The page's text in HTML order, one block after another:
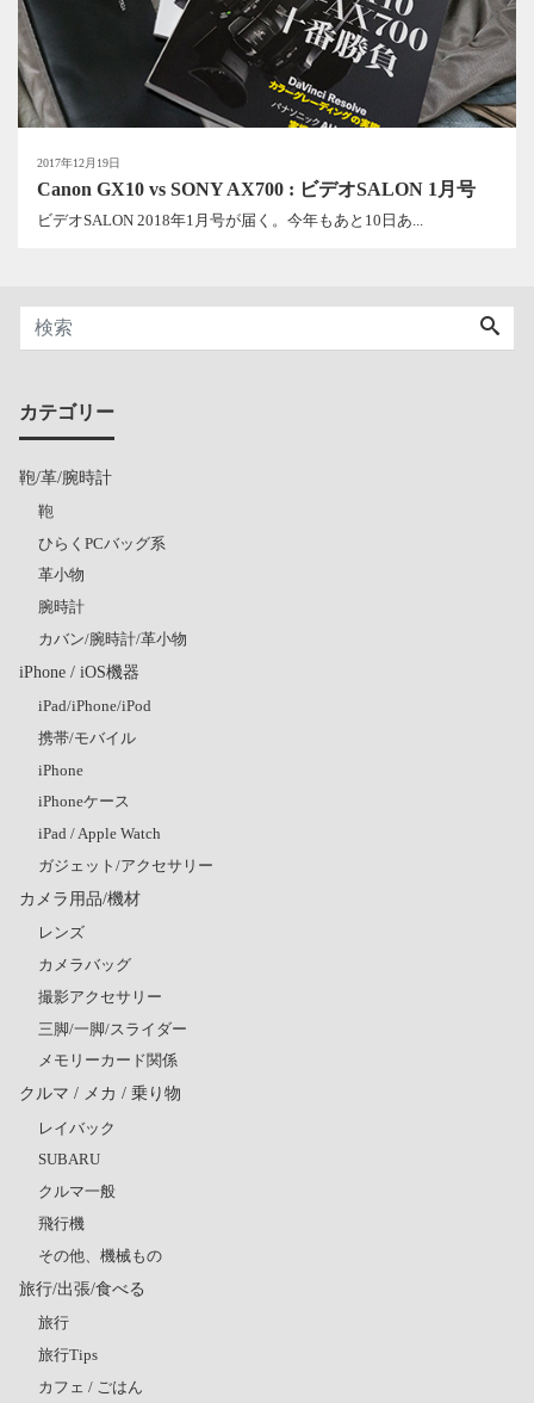
2017年12月19日
Canon GX10 vs SONY AX700 : ビデオSALON 1月号
ビデオSALON 2018年1月号が届く。今年もあと10日あ...
カテゴリー
鞄/革/腕時計
鞄
ひらくPCバッグ系
革小物
腕時計
カバン/腕時計/革小物
iPhone / iOS機器
iPad/iPhone/iPod
携帯/モバイル
iPhone
iPhoneケース
iPad / Apple Watch
ガジェット/アクセサリー
カメラ用品/機材
レンズ
カメラバッグ
撮影アクセサリー
三脚/一脚/スライダー
メモリーカード関係
クルマ / メカ / 乗り物
レイバック
SUBARU
クルマ一般
飛行機
その他、機械もの
旅行/出張/食べる
旅行
旅行Tips
カフェ / ごはん